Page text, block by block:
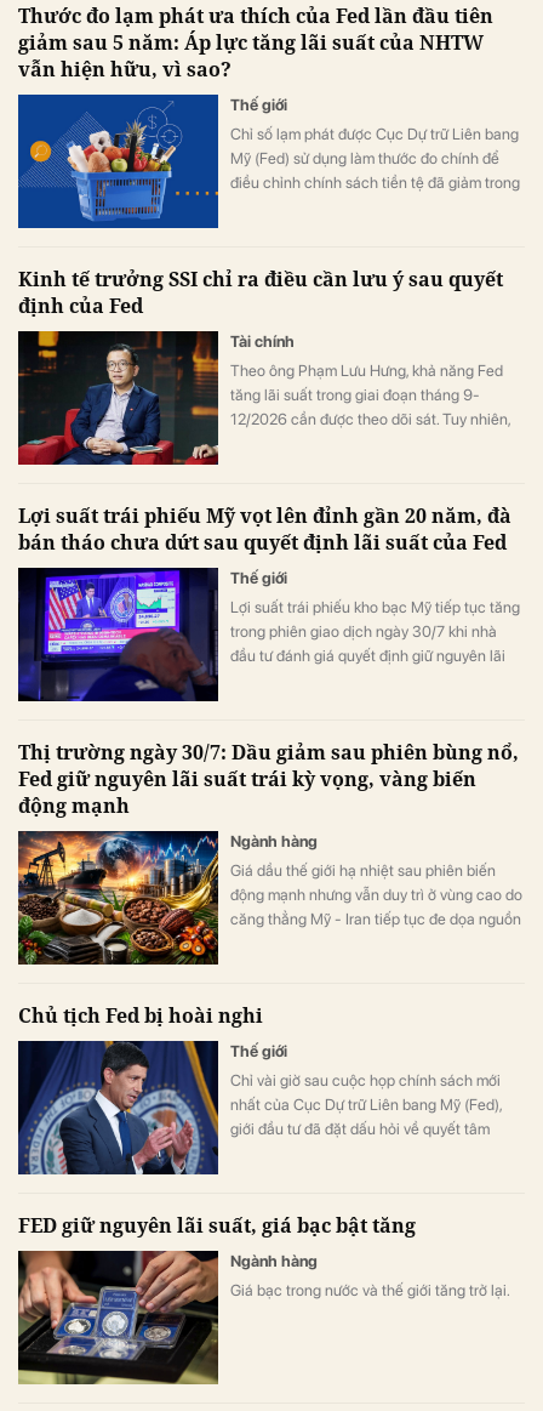
Thước đo lạm phát ưa thích của Fed lần đầu tiên
giảm sau 5 năm: Áp lực tăng lãi suất của NHTW
vẫn hiện hữu, vì sao?
Thế giới
Chỉ số lạm phát được Cục Dự trữ Liên bang
Mỹ (Fed) sử dụng làm thước đo chính để
điều chỉnh chính sách tiền tệ đã giảm trong
Kinh tế trưởng SSI chỉ ra điều cần lưu ý sau quyết
định của Fed
Tài chính
Theo ông Phạm Lưu Hưng, khả năng Fed
tăng lãi suất trong giai đoạn tháng 9-
12/2026 cần được theo dõi sát. Tuy nhiên,
Việt Nam.
Lợi suất trái phiếu Mỹ vọt lên đỉnh gần 20 năm, đà
bán tháo chưa dứt sau quyết định lãi suất của Fed
Thế giới
Lợi suất trái phiếu kho bạc Mỹ tiếp tục tăng
trong phiên giao dịch ngày 30/7 khi nhà
đầu tư đánh giá quyết định giữ nguyên lãi
Thị trường ngày 30/7: Dầu giảm sau phiên bùng nổ,
Fed giữ nguyên lãi suất trái kỳ vọng, vàng biến
động mạnh
Ngành hàng
Giá dầu thế giới hạ nhiệt sau phiên biến
động mạnh nhưng vẫn duy trì ở vùng cao do
căng thẳng Mỹ - Iran tiếp tục đe dọa nguồn
Chủ tịch Fed bị hoài nghi
Thế giới
Chỉ vài giờ sau cuộc họp chính sách mới
nhất của Cục Dự trữ Liên bang Mỹ (Fed),
giới đầu tư đã đặt dấu hỏi về quyết tâm
FED giữ nguyên lãi suất, giá bạc bật tăng
Ngành hàng
Giá bạc trong nước và thế giới tăng trở lại.